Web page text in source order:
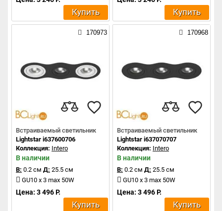
Купить Купить
170973
Встраиваемый светильник
Lightstar i637600706
Коллекция: Intero
В наличии
В: 0.2 см Д: 25.5 см
GU10 x 3 max 50W
Цена: 3 496 Р.
Купить
170968
Встраиваемый светильник
Lightstar i637070707
Коллекция: Intero
В наличии
В: 0.2 см Д: 25.5 см
GU10 x 3 max 50W
Цена: 3 496 Р.
Купить